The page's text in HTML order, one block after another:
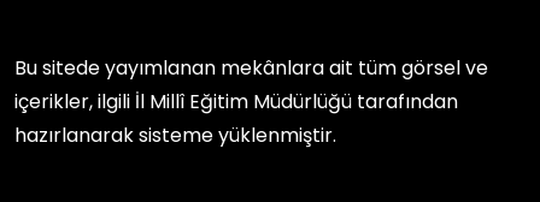
Bu sitede yayımlanan mekânlara ait tüm görsel ve
içerikler, ilgili İl Millî Eğitim Müdürlüğü tarafından
hazırlanarak sisteme yüklenmiştir.